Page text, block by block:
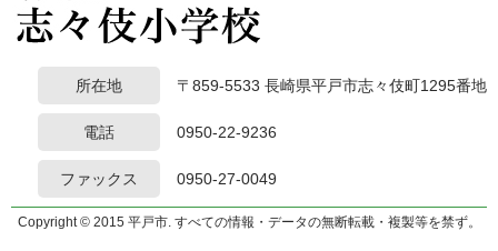
所在地 〒859-5533 長崎県平戸市志々伎町1295番地
電話 0950-22-9236
ファックス 0950-27-0049
Copyright © 2015 平戸市. すべての情報・データの無断転載・複製等を禁ず。